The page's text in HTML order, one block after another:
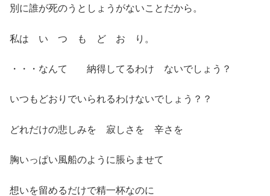
別に誰が死のうとしょうがないことだから。
私は い つ も ど お り。
・・・なんて 納得してるわけ ないでしょう？
いつもどおりでいられるわけないでしょう？？
どれだけの悲しみを 寂しさを 辛さを
胸いっぱい風船のように脹らませて
想いを留めるだけで精一杯なのに